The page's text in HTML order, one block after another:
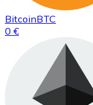
BitcoinBTC
0 €